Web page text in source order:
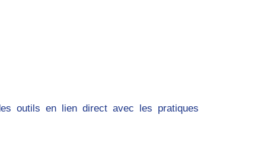
outils en lien direct avec les pratiques